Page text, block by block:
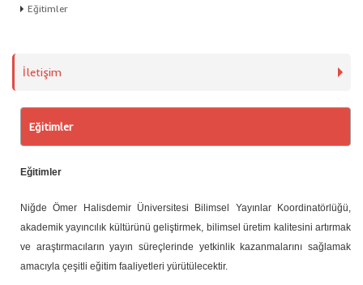
Eğitimler
İletişim
Eğitimler
Eğitimler
Niğde Ömer Halisdemir Üniversitesi Bilimsel Yayınlar Koordinatörlüğü,
akademik yayıncılık kültürünü geliştirmek, bilimsel üretim kalitesini artırmak
ve araştırmacıların yayın süreçlerinde yetkinlik kazanmalarını sağlamak
amacıyla çeşitli eğitim faaliyetleri yürütülecektir.